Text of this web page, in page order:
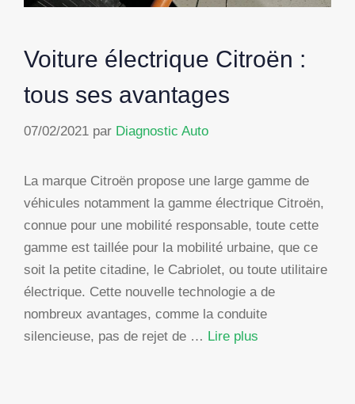
Voiture électrique Citroën :
tous ses avantages
07/02/2021 par Diagnostic Auto
La marque Citroën propose une large gamme de
véhicules notamment la gamme électrique Citroën,
connue pour une mobilité responsable, toute cette
gamme est taillée pour la mobilité urbaine, que ce
soit la petite citadine, le Cabriolet, ou toute utilitaire
électrique. Cette nouvelle technologie a de
nombreux avantages, comme la conduite
silencieuse, pas de rejet de … Lire plus